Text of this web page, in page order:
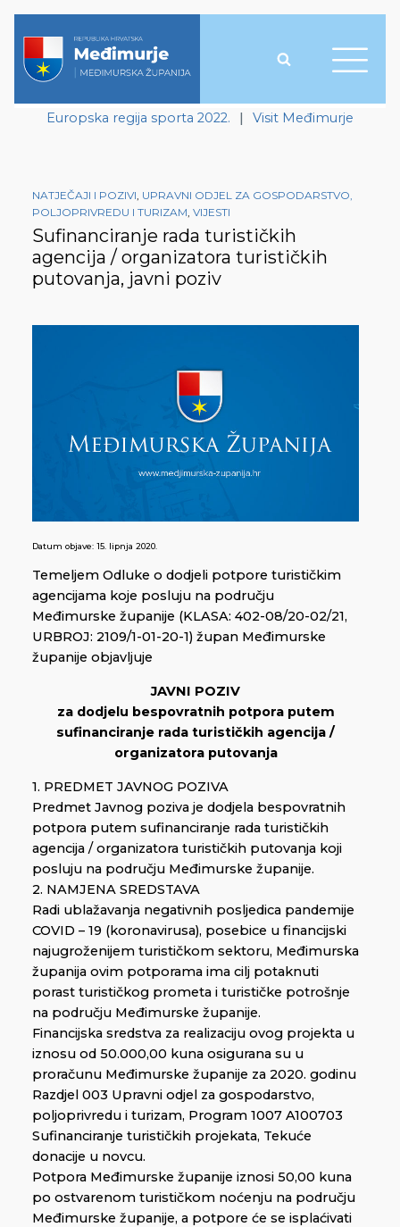
Europska regija sporta 2022. | Visit Međimurje
NATJEČAJI I POZIVI, UPRAVNI ODJEL ZA GOSPODARSTVO,
POLJOPRIVREDU I TURIZAM, VIJESTI
Sufinanciranje rada turističkih
agencija / organizatora turističkih
putovanja, javni poziv
Datum objave: 15. lipnja 2020.
Temeljem Odluke o dodjeli potpore turističkim
agencijama koje posluju na području
Međimurske županije (KLASA: 402-08/20-02/21,
URBROJ: 2109/1-01-20-1) župan Međimurske
županije objavljuje
JAVNI POZIV
za dodjelu bespovratnih potpora putem
sufinanciranje rada turističkih agencija /
organizatora putovanja
1. PREDMET JAVNOG POZIVA
Predmet Javnog poziva je dodjela bespovratnih
potpora putem sufinanciranje rada turističkih
agencija / organizatora turističkih putovanja koji
posluju na području Međimurske županije.
2. NAMJENA SREDSTAVA
Radi ublažavanja negativnih posljedica pandemije
COVID – 19 (koronavirusa), posebice u financijski
najugroženijem turističkom sektoru, Međimurska
županija ovim potporama ima cilj potaknuti
porast turističkog prometa i turističke potrošnje
na području Međimurske županije.
Financijska sredstva za realizaciju ovog projekta u
iznosu od 50.000,00 kuna osigurana su u
proračunu Međimurske županije za 2020. godinu
Razdjel 003 Upravni odjel za gospodarstvo,
poljoprivredu i turizam, Program 1007 A100703
Sufinanciranje turističkih projekata, Tekuće
donacije u novcu.
Potpora Međimurske županije iznosi 50,00 kuna
po ostvarenom turističkom noćenju na području
Međimurske županije, a potpore će se isplaćivati